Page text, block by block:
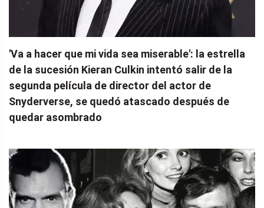
'Va a hacer que mi vida sea miserable': la estrella
de la sucesión Kieran Culkin intentó salir de la
segunda película de director del actor de
Snyderverse, se quedó atascado después de
quedar asombrado